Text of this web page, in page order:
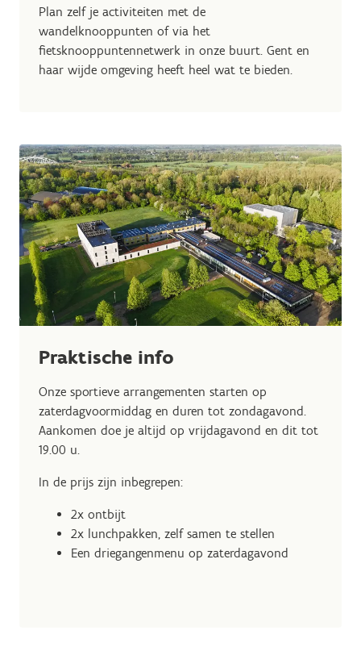
Plan zelf je activiteiten met de
wandelknooppunten of via het
fietsknooppuntennetwerk in onze buurt. Gent en
haar wijde omgeving heeft heel wat te bieden.
Praktische info
Onze sportieve arrangementen starten op
zaterdagvoormiddag en duren tot zondagavond.
Aankomen doe je altijd op vrijdagavond en dit tot
19.00 u.
In de prijs zijn inbegrepen:
2x ontbijt
2x lunchpakken, zelf samen te stellen
Een driegangenmenu op zaterdagavond